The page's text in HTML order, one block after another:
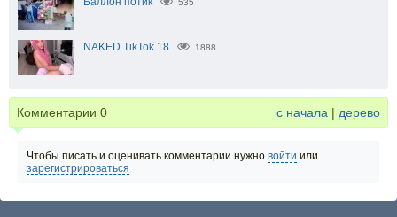
NAKED TikTok 18 1888
Комментарии 0 с начала | дерево
Чтобы писать и оценивать комментарии нужно войти или
зарегистрироваться